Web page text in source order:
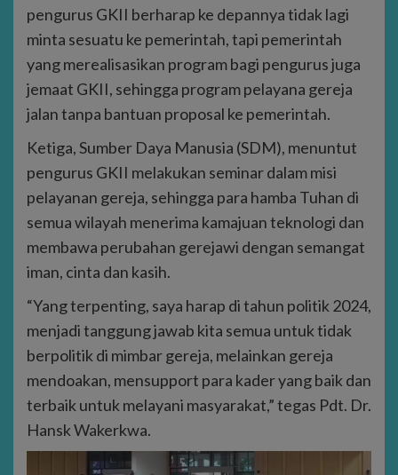
pengurus GKII berharap ke depannya tidak lagi
minta sesuatu ke pemerintah, tapi pemerintah
yang merealisasikan program bagi pengurus juga
jemaat GKII, sehingga program pelayana gereja
jalan tanpa bantuan proposal ke pemerintah.
Ketiga, Sumber Daya Manusia (SDM), menuntut
pengurus GKII melakukan seminar dalam misi
pelayanan gereja, sehingga para hamba Tuhan di
semua wilayah menerima kamajuan teknologi dan
membawa perubahan gerejawi dengan semangat
iman, cinta dan kasih.
“Yang terpenting, saya harap di tahun politik 2024,
menjadi tanggung jawab kita semua untuk tidak
berpolitik di mimbar gereja, melainkan gereja
mendoakan, mensupport para kader yang baik dan
terbaik untuk melayani masyarakat,” tegas Pdt. Dr.
Hansk Wakerkwa.